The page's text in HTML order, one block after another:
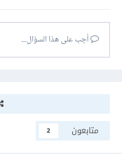
أجب على هذا السؤال...
متابعون
2